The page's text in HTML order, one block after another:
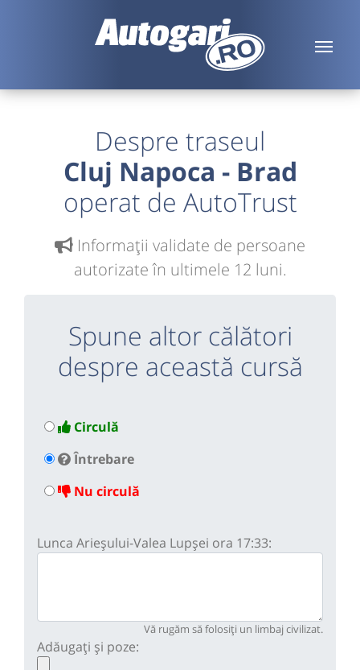
Despre traseul
Cluj Napoca - Brad
operat de AutoTrust
Informaţii validate de persoane
autorizate în ultimele 12 luni.
Spune altor călători
despre această cursă
Circulă
Întrebare
Nu circulă
Lunca Arieșului-Valea Lupșei ora 17:33:
Vă rugăm să folosiți un limbaj civilizat.
Adăugați și poze: